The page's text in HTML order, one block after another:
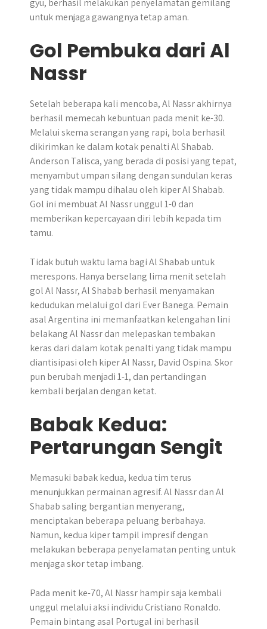
gyu, berhasil melakukan penyelamatan gemilang
untuk menjaga gawangnya tetap aman.
Gol Pembuka dari Al
Nassr
Setelah beberapa kali mencoba, Al Nassr akhirnya
berhasil memecah kebuntuan pada menit ke-30.
Melalui skema serangan yang rapi, bola berhasil
dikirimkan ke dalam kotak penalti Al Shabab.
Anderson Talisca, yang berada di posisi yang tepat,
menyambut umpan silang dengan sundulan keras
yang tidak mampu dihalau oleh kiper Al Shabab.
Gol ini membuat Al Nassr unggul 1-0 dan
memberikan kepercayaan diri lebih kepada tim
tamu.
Tidak butuh waktu lama bagi Al Shabab untuk
merespons. Hanya berselang lima menit setelah
gol Al Nassr, Al Shabab berhasil menyamakan
kedudukan melalui gol dari Ever Banega. Pemain
asal Argentina ini memanfaatkan kelengahan lini
belakang Al Nassr dan melepaskan tembakan
keras dari dalam kotak penalti yang tidak mampu
diantisipasi oleh kiper Al Nassr, David Ospina. Skor
pun berubah menjadi 1-1, dan pertandingan
kembali berjalan dengan ketat.
Babak Kedua:
Pertarungan Sengit
Memasuki babak kedua, kedua tim terus
menunjukkan permainan agresif. Al Nassr dan Al
Shabab saling bergantian menyerang,
menciptakan beberapa peluang berbahaya.
Namun, kedua kiper tampil impresif dengan
melakukan beberapa penyelamatan penting untuk
menjaga skor tetap imbang.
Pada menit ke-70, Al Nassr hampir saja kembali
unggul melalui aksi individu Cristiano Ronaldo.
Pemain bintang asal Portugal ini berhasil